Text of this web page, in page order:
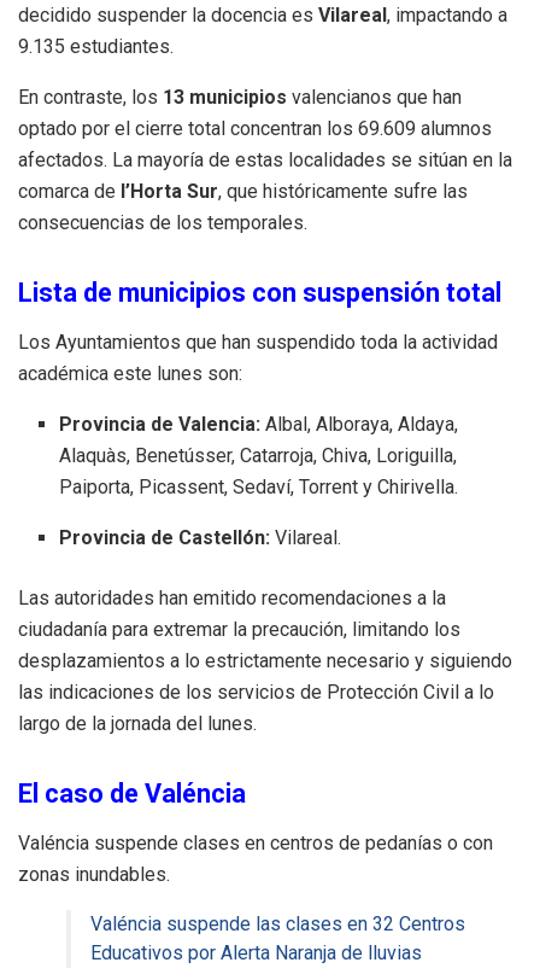
decidido suspender la docencia es Vilareal, impactando a
9.135 estudiantes.
En contraste, los 13 municipios valencianos que han
optado por el cierre total concentran los 69.609 alumnos
afectados. La mayoría de estas localidades se sitúan en la
comarca de l’Horta Sur, que históricamente sufre las
consecuencias de los temporales.
Lista de municipios con suspensión total
Los Ayuntamientos que han suspendido toda la actividad
académica este lunes son:
Provincia de Valencia: Albal, Alboraya, Aldaya,
Alaquàs, Benetússer, Catarroja, Chiva, Loriguilla,
Paiporta, Picassent, Sedaví, Torrent y Chirivella.
Provincia de Castellón: Vilareal.
Las autoridades han emitido recomendaciones a la
ciudadanía para extremar la precaución, limitando los
desplazamientos a lo estrictamente necesario y siguiendo
las indicaciones de los servicios de Protección Civil a lo
largo de la jornada del lunes.
El caso de Valéncia
Valéncia suspende clases en centros de pedanías o con
zonas inundables.
Valéncia suspende las clases en 32 Centros
Educativos por Alerta Naranja de lluvias